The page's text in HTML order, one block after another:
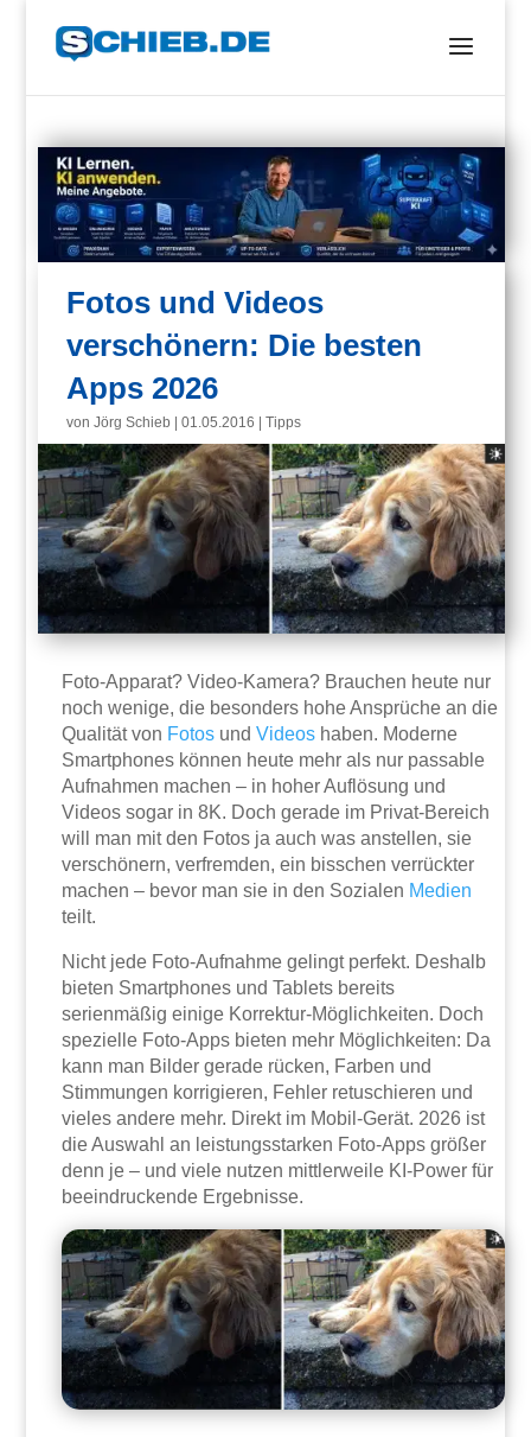
Fotos und Videos
verschönern: Die besten
Apps 2026
vonJörg Schieb |01.05.2016 |Tipps
Foto-Apparat? Video-Kamera? Brauchen heute nur
noch wenige, die besonders hohe Ansprüche an die
Qualität von Fotos undVideos haben. Moderne
Smartphones können heute mehr als nur passable
Aufnahmen machen – in hoher Auflösung und
Videos sogar in 8K. Doch gerade im Privat-Bereich
will man mit den Fotos ja auch was anstellen, sie
verschönern, verfremden, ein bisschen verrückter
machen – bevor man sie in den Sozialen Medien
teilt.
Nicht jede Foto-Aufnahme gelingt perfekt. Deshalb
bieten Smartphones und Tablets bereits
serienmäßig einige Korrektur-Möglichkeiten. Doch
spezielle Foto-Apps bieten mehr Möglichkeiten: Da
kann man Bilder gerade rücken, Farben und
Stimmungen korrigieren, Fehler retuschieren und
vieles andere mehr. Direkt im Mobil-Gerät. 2026 ist
die Auswahl an leistungsstarken Foto-Apps größer
denn je – und viele nutzen mittlerweile KI-Power für
beeindruckende Ergebnisse.